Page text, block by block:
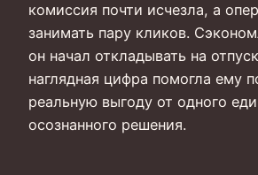
комиссия почти исчезла, а
занимать пару кликов.
он начал откладывать на
наглядная цифра помогла ему
реальную выгоду от одного
осознанного решения.